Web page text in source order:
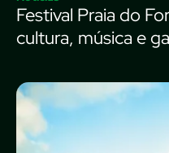
Festival Praia do
cultura, música e